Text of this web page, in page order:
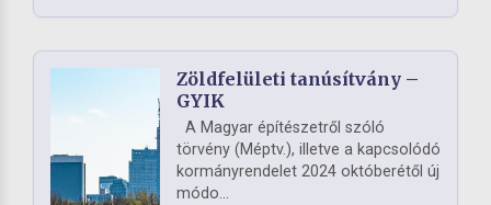
Zöldfelületi tanúsítvány –
GYIK
A Magyar építészetről szóló
törvény (Méptv.), illetve a kapcsolódó
kormányrendelet 2024 októberétől új
módo...